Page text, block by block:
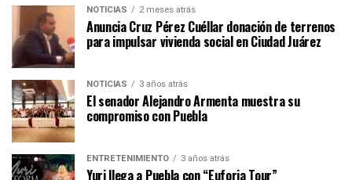
NOTICIAS 2 meses atrás
Anuncia Cruz Pérez Cuéllar donación de terrenos
para impulsar vivienda social en Ciudad Juárez
NOTICIAS 3 años atrás
El senador Alejandro Armenta muestra su
compromiso con Puebla
ENTRETENIMIENTO 3 años atrás
Yuri llega a Puebla con “Euforia Tour”